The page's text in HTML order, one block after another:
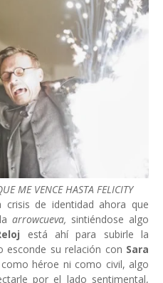
ME VENCE HASTA FELICITY
crisis de identidad ahora que
arrowcueva, sintiéndose algo
está ahí para subirle la
esconde su relación con Sara
héroe ni como civil, algo
por el lado sentimental,